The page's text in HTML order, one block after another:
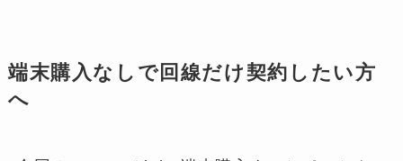
端末購入なしで回線だけ契約したい方
へ